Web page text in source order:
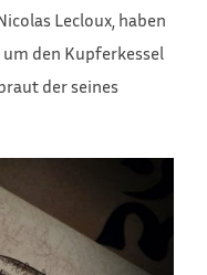
Lecloux, haben
den Kupferkessel
der seines